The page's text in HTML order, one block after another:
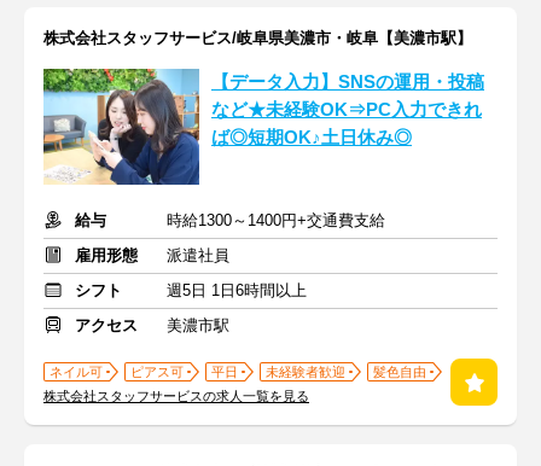
株式会社スタッフサービス/岐阜県美濃市・岐阜【美濃市駅】
【データ入力】SNSの運用・投稿
など★未経験OK⇒PC入力できれ
ば◎短期OK♪土日休み◎
給与
時給1300～1400円+交通費支給
雇用形態
派遣社員
シフト
週5日 1日6時間以上
アクセス
美濃市駅
ネイル可 ピアス可 平日 未経験者歓迎
髪色自由
株式会社スタッフサービスの求人一覧を見る